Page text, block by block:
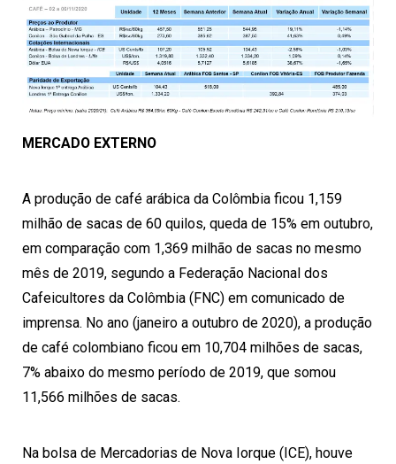
MERCADO EXTERNO
A produção de café arábica da Colômbia ficou 1,159
milhão de sacas de 60 quilos, queda de 15% em outubro,
em comparação com 1,369 milhão de sacas no mesmo
mês de 2019, segundo a Federação Nacional dos
Cafeicultores da Colômbia (FNC) em comunicado de
imprensa. No ano (janeiro a outubro de 2020), a produção
de café colombiano ficou em 10,704 milhões de sacas,
7% abaixo do mesmo período de 2019, que somou
11,566 milhões de sacas.
Na bolsa de Mercadorias de Nova Iorque (ICE), houve